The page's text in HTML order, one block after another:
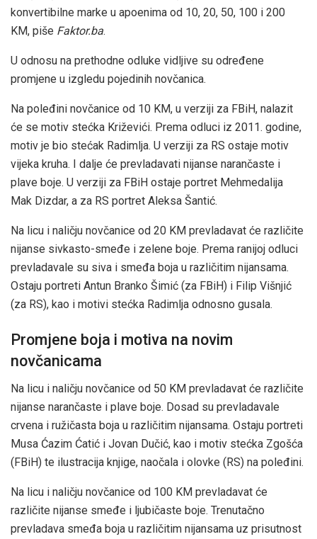
konvertibilne marke u apoenima od 10, 20, 50, 100 i 200
KM, piše Faktor.ba.
U odnosu na prethodne odluke vidljive su određene
promjene u izgledu pojedinih novčanica.
Na poleđini novčanice od 10 KM, u verziji za FBiH, nalazit
će se motiv stećka Križevići. Prema odluci iz 2011. godine,
motiv je bio stećak Radimlja. U verziji za RS ostaje motiv
vijeka kruha. I dalje će prevladavati nijanse narančaste i
plave boje. U verziji za FBiH ostaje portret Mehmedalija
Mak Dizdar, a za RS portret Aleksa Šantić.
Na licu i naličju novčanice od 20 KM prevladavat će različite
nijanse sivkasto-smeđe i zelene boje. Prema ranijoj odluci
prevladavale su siva i smeđa boja u različitim nijansama.
Ostaju portreti Antun Branko Šimić (za FBiH) i Filip Višnjić
(za RS), kao i motivi stećka Radimlja odnosno gusala.
Promjene boja i motiva na novim
novčanicama
Na licu i naličju novčanice od 50 KM prevladavat će različite
nijanse narančaste i plave boje. Dosad su prevladavale
crvena i ružičasta boja u različitim nijansama. Ostaju portreti
Musa Ćazim Ćatić i Jovan Dučić, kao i motiv stećka Zgošća
(FBiH) te ilustracija knjige, naočala i olovke (RS) na poleđini.
Na licu i naličju novčanice od 100 KM prevladavat će
različite nijanse smeđe i ljubičaste boje. Trenutačno
prevladava smeđa boja u različitim nijansama uz prisutnost